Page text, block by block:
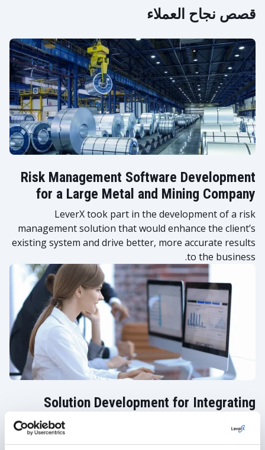
قصص نجاح العملاء
Risk Management Software Development
for a Large Metal and Mining Company
LeverX took part in the development of a risk
management solution that would enhance the client’s
existing system and drive better, more accurate results
to the business.
Solution Development for Integrating